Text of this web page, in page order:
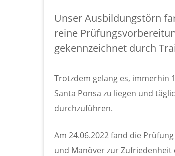
Unser Ausbildungstörn
reine
gekennzeichnet durch
Trotzdem gelang es, immerhin
Santa Ponsa zu liegen und
durchzuführen.
Am 24.06.2022 fand die
und Manöver zur